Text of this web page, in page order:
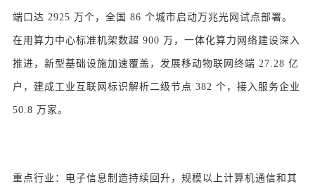
端口达 2925 万个，全国 86 个城市启动万兆光网试点部署。
在用算力中心标准机架数超 900 万，一体化算力网络建设深入
推进，新型基础设施加速覆盖，发展移动物联网终端 27.28 亿
户，建成工业互联网标识解析二级节点 382 个，接入服务企业
50.8 万家。
重点行业：电子信息制造持续回升，规模以上计算机通信和其